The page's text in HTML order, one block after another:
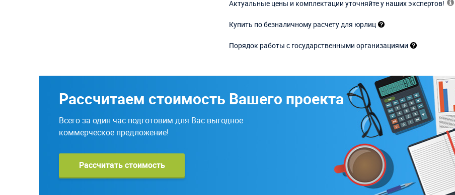
Актуальные цены и комплектации уточняйте у наших экспертов!
Купить по безналичному расчету для юрлиц
Порядок работы с государственными организациями
Рассчитаем стоимость Вашего проекта
Всего за один час подготовим для Вас выгодное
коммерческое предложение!
Рассчитать стоимость